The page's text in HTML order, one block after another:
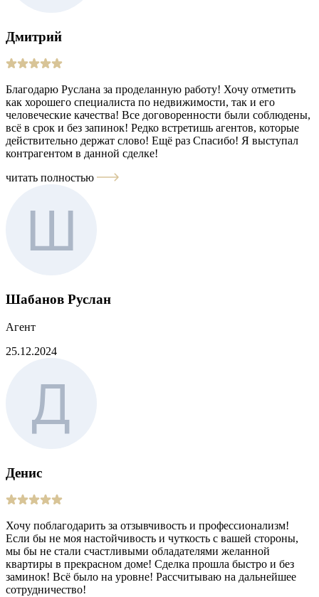
Дмитрий
Благодарю Руслана за проделанную работу! Хочу отметить
как хорошего специалиста по недвижимости, так и его
человеческие качества! Все договоренности были соблюдены,
всё в срок и без запинок! Редко встретишь агентов, которые
действительно держат слово! Ещё раз Спасибо! Я выступал
контрагентом в данной сделке!
читать полностью
Шабанов Руслан
Агент
25.12.2024
Денис
Хочу поблагодарить за отзывчивость и профессионализм!
Если бы не моя настойчивость и чуткость с вашей стороны,
мы бы не стали счастливыми обладателями желанной
квартиры в прекрасном доме! Сделка прошла быстро и без
заминок! Всё было на уровне! Рассчитываю на дальнейшее
сотрудничество!